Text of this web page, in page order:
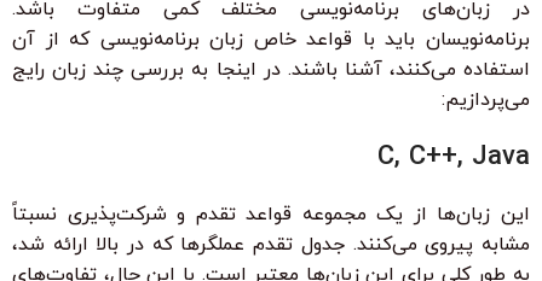
در زبان‌های برنامه‌نویسی مختلف کمی متفاوت باشد.
برنامه‌نویسان باید با قواعد خاص زبان برنامه‌نویسی که از آن
استفاده می‌کنند، آشنا باشند. در اینجا به بررسی چند زبان رایج
می‌پردازیم:
C, C++, Java
این زبان‌ها از یک مجموعه قواعد تقدم و شرکت‌پذیری نسبتاً
مشابه پیروی می‌کنند. جدول تقدم عملگرها که در بالا ارائه شد،
به طور کلی برای این زبان‌ها معتبر است. با این حال، تفاوت‌های